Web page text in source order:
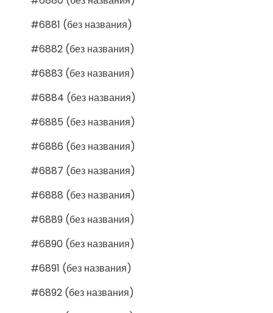
#6881 (без названия)
#6882 (без названия)
#6883 (без названия)
#6884 (без названия)
#6885 (без названия)
#6886 (без названия)
#6887 (без названия)
#6888 (без названия)
#6889 (без названия)
#6890 (без названия)
#6891 (без названия)
#6892 (без названия)